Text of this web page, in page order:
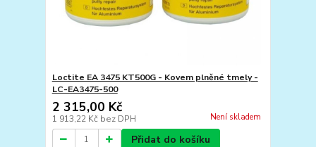
Loctite EA 3475 KT500G - Kovem plněné tmely -
LC-EA3475-500
2 315,00 Kč
1 913,22 Kč bez DPH Není skladem
Přidat do košíku